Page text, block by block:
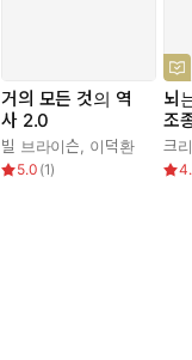
거의 모든 것의 역
사 2.0
빌 브라이슨 이덕환
5.0 (1)
뇌
조
크